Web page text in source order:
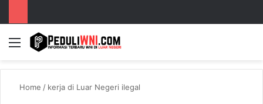
Menu
Home / kerja di Luar Negeri ilegal